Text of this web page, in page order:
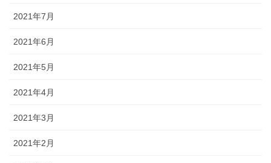
2021年7月
2021年6月
2021年5月
2021年4月
2021年3月
2021年2月